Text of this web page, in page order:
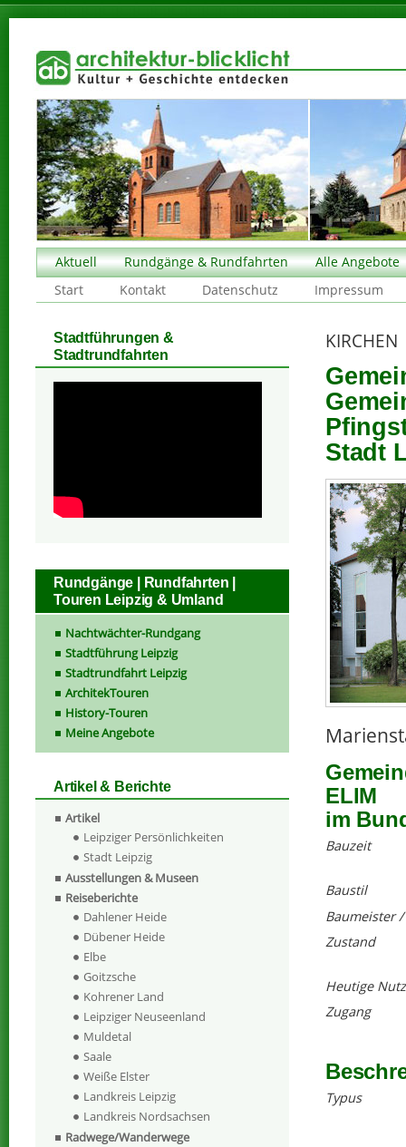
Aktuell Rundgänge & Rundfahrten
Alle Angebote
Start
Kontakt Datenschutz Impressum
KIRCHEN
Stadt
ELIM
im
Bauzeit
Baustil
Baumeister
Zustand
Heutige
Zugang
Typus
Stadtführungen &
Stadtrundfahrten
Rundgänge | Rundfahrten |
Touren Leipzig & Umland
Nachtwächter-Rundgang
Stadtführung Leipzig
Stadtrundfahrt Leipzig
ArchitekTouren
History-Touren
Meine Angebote
Artikel & Berichte
Artikel
Leipziger Persönlichkeiten
Stadt Leipzig
Ausstellungen & Museen
Reiseberichte
Dahlener Heide
Dübener Heide
Elbe
Goitzsche
Kohrener Land
Leipziger Neuseenland
Muldetal
Saale
Weiße Elster
Landkreis Leipzig
Landkreis Nordsachsen
Radwege/Wanderwege